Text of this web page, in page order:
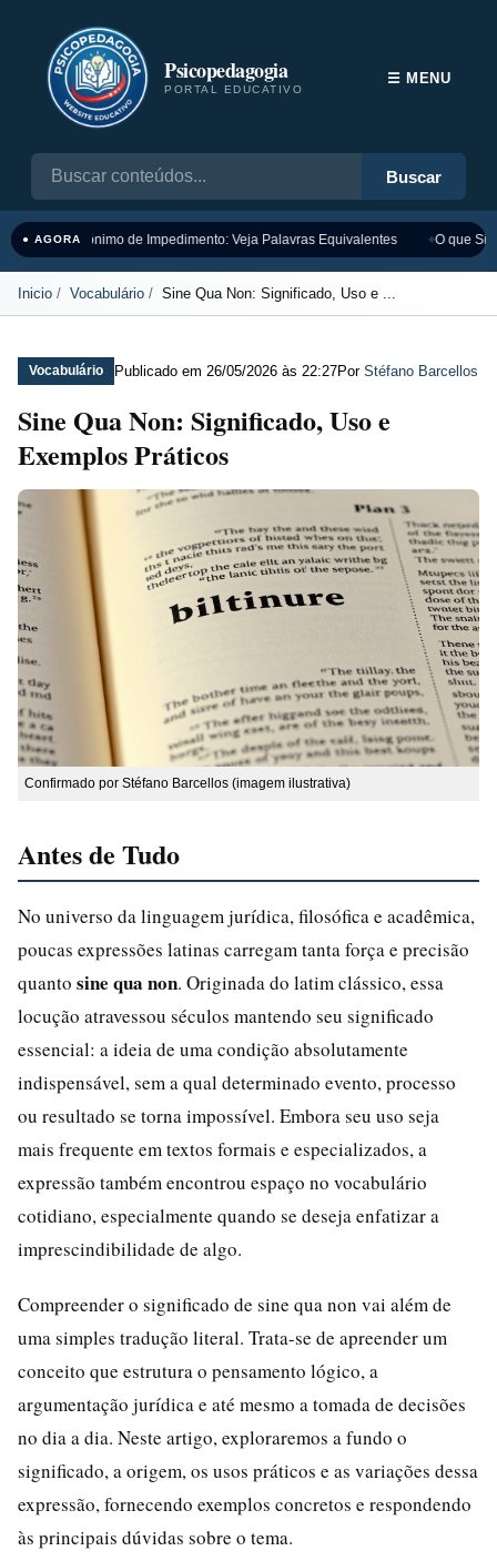
Psicopedagogia
PORTAL EDUCATIVO
Buscar
☰ MENU
● AGORASinônimo de Impedimento: Veja Palavras Equivalentes O que
Inicio Vocabulário Sine Qua Non: Significado, Uso e ...
Vocabulário Publicado em 26/05/2026 às 22:27Por Stéfano Barcellos
Sine Qua Non: Significado, Uso e
Exemplos Práticos
Confirmado por Stéfano Barcellos (imagem ilustrativa)
Antes de Tudo
No universo da linguagem jurídica, filosófica e acadêmica,
poucas expressões latinas carregam tanta força e precisão
quanto sine qua non. Originada do latim clássico, essa
locução atravessou séculos mantendo seu significado
essencial: a ideia de uma condição absolutamente
indispensável, sem a qual determinado evento, processo
ou resultado se torna impossível. Embora seu uso seja
mais frequente em textos formais e especializados, a
expressão também encontrou espaço no vocabulário
cotidiano, especialmente quando se deseja enfatizar a
imprescindibilidade de algo.
Compreender o significado de sine qua non vai além de
uma simples tradução literal. Trata-se de apreender um
conceito que estrutura o pensamento lógico, a
argumentação jurídica e até mesmo a tomada de decisões
no dia a dia. Neste artigo, exploraremos a fundo o
significado, a origem, os usos práticos e as variações dessa
expressão, fornecendo exemplos concretos e respondendo
às principais dúvidas sobre o tema.